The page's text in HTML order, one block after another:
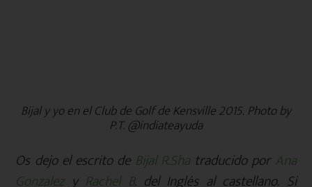
Bijal y yo en el Club de Golf de Kensville 2015. Photo by
P.T. @indiateayuda
Os dejo el escrito de Bijal R.Shatraducido porAna
Gonzalezy Rachel B. del Inglés al castellano. Si